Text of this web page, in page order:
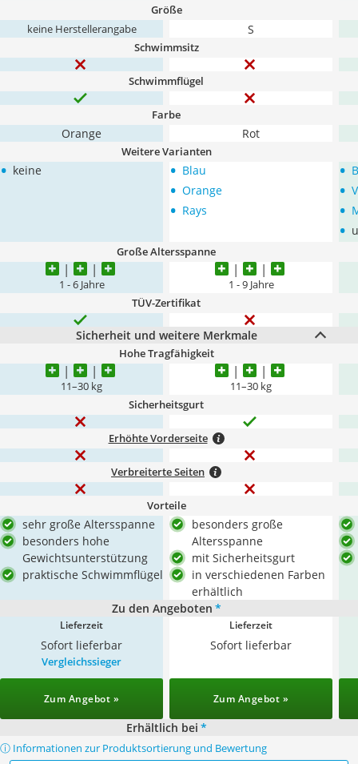
Größe
keine Herstellerangabe S
Schwimmsitz
Schwimmflügel
Farbe
Orange Rot
Weitere Varianten
• keine • Blau
• Orange
• Rays
•
•
•
•
Große Altersspanne
1 - 6 Jahre 1 - 9 Jahre
TÜV-Zertifikat
Sicherheit und weitere Merkmale
Hohe Tragfähigkeit
11–30 kg 11–30 kg
Sicherheitsgurt
Erhöhte Vorderseite
Verbreiterte Seiten
Vorteile
sehr große Altersspanne
besonders hohe
Gewichtsunterstützung
praktische Schwimmflügel
besonders große
Altersspanne
mit Sicherheitsgurt
in verschiedenen Farben
erhältlich
Zu den Angeboten *
Lieferzeit
Sofort lieferbar
Lieferzeit
Sofort lieferbar
Vergleichssieger
Zum Angebot » Zum Angebot »
Erhältlich bei *
ⓘ Informationen zur Produktsortierung und Bewertung